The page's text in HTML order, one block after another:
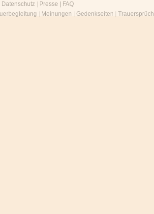
Datenschutz Presse
FAQ
Meinungen Gedenkseiten